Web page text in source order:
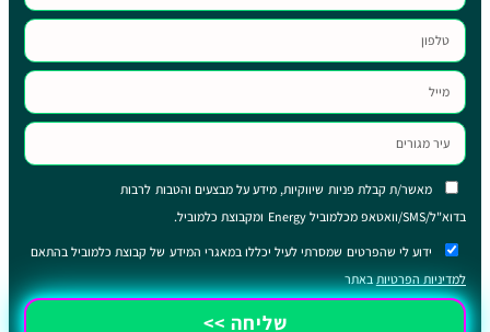
מאשר/ת קבלת פניות שיווקיות, מידע על מבצעים והטבות לרבות
בדוא"ל/SMS/וואטאפ מכלמוביל Energy ומקבוצת כלמוביל.
ידוע לי שהפרטים שמסרתי לעיל יכללו במאגרי המידע של קבוצת כלמוביל בהתאם
למדיניות הפרטיותבאתר
שליחה >>